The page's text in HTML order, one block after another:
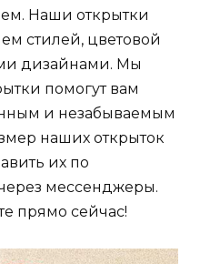
Наши открытки
стилей, цветовой
дизайнами. Мы
помогут вам
и незабываемым
наших открыток
их по
мессенджеры.
прямо сейчас!